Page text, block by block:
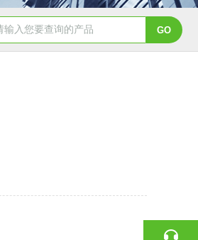
YSXD—R900氙灯老化试验机